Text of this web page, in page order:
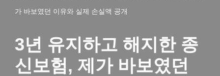
가 바보였던 이유와 실제 손실액 공개
3년 유지하고 해지한 종
신보험, 제가 바보였던